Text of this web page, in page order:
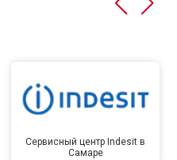
Сервисный центр Indesit в
Самаре